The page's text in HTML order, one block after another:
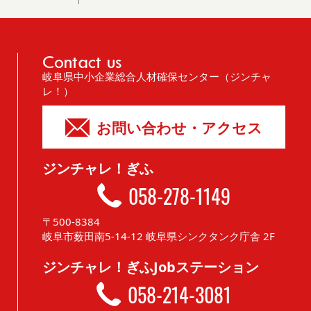
Contact us
岐阜県中小企業総合人材確保センター（ジンチャ
レ！）
お問い合わせ・アクセス
ジンチャレ！ぎふ
058-278-1149
〒500-8384
岐阜市薮田南5-14-12 岐阜県シンクタンク庁舎 2F
ジンチャレ！ぎふJobステーション
058-214-3081